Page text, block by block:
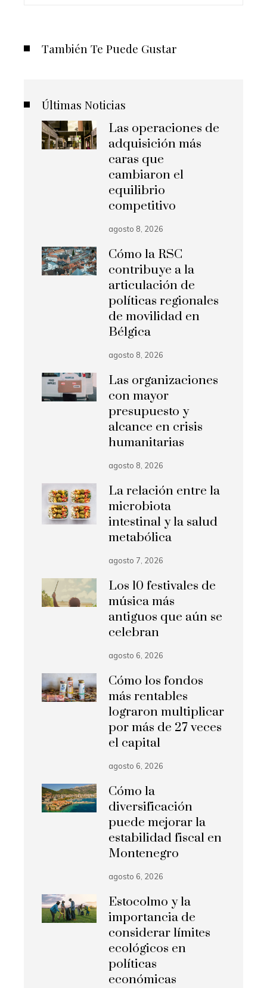
También Te Puede Gustar
Últimas Noticias
Las operaciones de
adquisición más
caras que
cambiaron el
equilibrio
competitivo
agosto 8, 2026
Cómo la RSC
contribuye a la
articulación de
políticas regionales
de movilidad en
Bélgica
agosto 8, 2026
Las organizaciones
con mayor
presupuesto y
alcance en crisis
humanitarias
agosto 8, 2026
La relación entre la
microbiota
intestinal y la salud
metabólica
agosto 7, 2026
Los 10 festivales de
música más
antiguos que aún se
celebran
agosto 6, 2026
Cómo los fondos
más rentables
lograron multiplicar
por más de 27 veces
el capital
agosto 6, 2026
Cómo la
diversificación
puede mejorar la
estabilidad fiscal en
Montenegro
agosto 6, 2026
Estocolmo y la
importancia de
considerar límites
ecológicos en
políticas
económicas